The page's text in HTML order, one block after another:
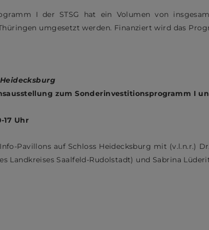
I der STSG hat ein Volumen von
umgesetzt werden. Finanziert wird das
zum Sonderinvestitionsprogramm I
17 Uhr
Pavillons auf Schloss Heidecksburg mit (v.l.n.r.)
Landkreises Saalfeld-Rudolstadt) und Sabrina